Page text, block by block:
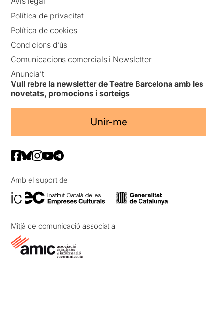
Política de privacitat
Política de cookies
Condicions d’ús
Comunicacions comercials i Newsletter
Anuncia’t
Vull rebre la newsletter de Teatre Barcelona amb les
novetats, promocions i sorteigs
Unir-me
Amb el suport de
Mitjà de comunicació associat a